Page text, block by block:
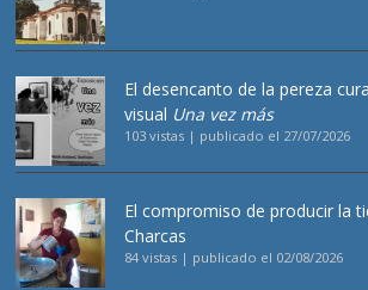
El desencanto de la pereza
visual Una vez más
103 vistas | publicado el 27/07/2026
El compromiso de producir la
Charcas
84 vistas | publicado el 02/08/2026